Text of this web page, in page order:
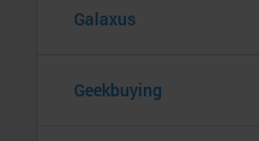
Galaxus
Geekbuying